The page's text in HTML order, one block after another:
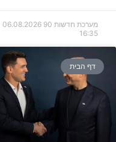
מערכת חדשות 90
06.08.2026
16:35
דף הבית